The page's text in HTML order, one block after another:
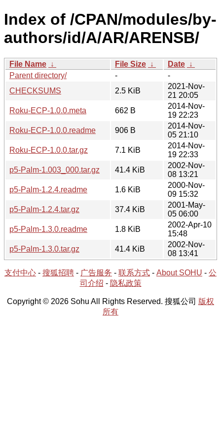
Index of /CPAN/modules/by-
authors/id/A/AR/ARENSB/
File Name ↓ File Size ↓ Date ↓
Parent directory/
-
-
CHECKSUMS
2.5 KiB
2021-Nov-
21 20:05
Roku-ECP-1.0.0.meta
662 B
2014-Nov-
19 22:23
Roku-ECP-1.0.0.readme
906 B
2014-Nov-
05 21:10
Roku-ECP-1.0.0.tar.gz
7.1 KiB
2014-Nov-
19 22:33
p5-Palm-1.003_000.tar.gz
41.4 KiB
2002-Nov-
08 13:21
p5-Palm-1.2.4.readme
1.6 KiB
2000-Nov-
09 15:32
p5-Palm-1.2.4.tar.gz
37.4 KiB
2001-May-
05 06:00
p5-Palm-1.3.0.readme
1.8 KiB
2002-Apr-10
15:48
p5-Palm-1.3.0.tar.gz
41.4 KiB
2002-Nov-
08 13:41
支付中心 - 搜狐招聘 - 广告服务 - 联系方式 - About SOHU - 公
司介绍 - 隐私政策
Copyright © 2026 Sohu All Rights Reserved. 搜狐公司 版权
所有